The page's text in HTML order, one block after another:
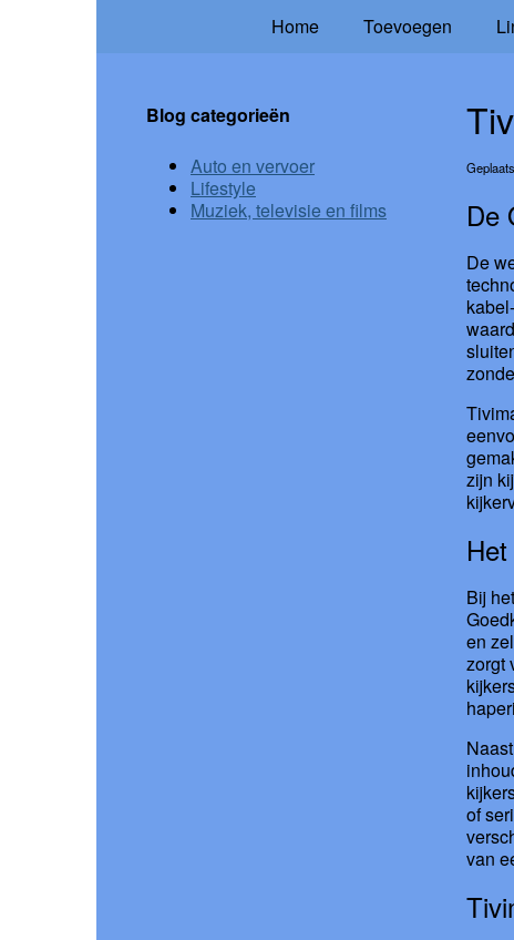
Home Toevoegen
De
De
zijn
Bij
en
zorgt
of
van
Blog categorieën
Auto en vervoer
Lifestyle
Muziek, televisie en films